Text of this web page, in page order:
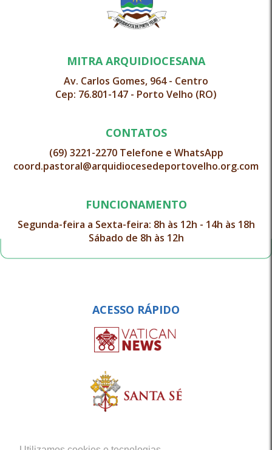
MITRA ARQUIDIOCESANA
Av. Carlos Gomes, 964 - Centro
Cep: 76.801-147 - Porto Velho (RO)
CONTATOS
(69) 3221-2270 Telefone e WhatsApp
coord.pastoral@arquidiocesedeportovelho.org.com
FUNCIONAMENTO
Segunda-feira a Sexta-feira: 8h às 12h - 14h às 18h
Sábado de 8h às 12h
ACESSO RÁPIDO